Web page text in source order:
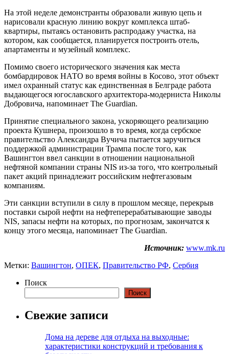
На этой неделе демонстранты образовали живую цепь и
нарисовали красную линию вокруг комплекса штаб-
квартиры, пытаясь остановить распродажу участка, на
котором, как сообщается, планируется построить отель,
апартаменты и музейный комплекс.
Помимо своего исторического значения как места
бомбардировок НАТО во время войны в Косово, этот объект
имел охранный статус как единственная в Белграде работа
выдающегося югославского архитектора-модерниста Николы
Добровича, напоминает The Guardian.
Принятие специального закона, ускоряющего реализацию
проекта Кушнера, произошло в то время, когда сербское
правительство Александра Вучича пытается заручиться
поддержкой администрации Трампа после того, как
Вашингтон ввел санкции в отношении национальной
нефтяной компании страны NIS из-за того, что контрольный
пакет акций принадлежит российским нефтегазовым
компаниям.
Эти санкции вступили в силу в прошлом месяце, перекрыв
поставки сырой нефти на нефтеперерабатывающие заводы
NIS, запасы нефти на которых, по прогнозам, закончатся к
концу этого месяца, напоминает The Guardian.
Источник: www.mk.ru
Метки: Вашингтон, ОПЕК, Правительство РФ, Сербия
Поиск
Поиск
Свежие записи
Дома на дереве для отдыха на выходные:
характеристики конструкций и требования к